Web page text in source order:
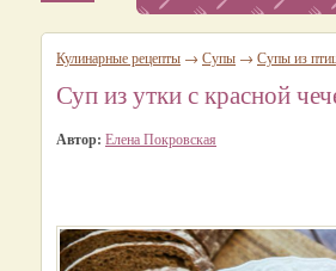
Кулинарные рецепты → Супы → Супы из
Суп из утки с красной
Автор: Елена Покровская